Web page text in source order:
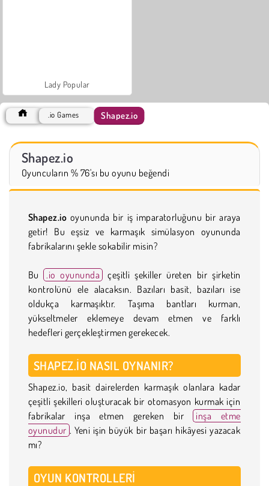
Lady Popular
.io Games Shapez.io
Shapez.io
Oyuncuların % 76'sı bu oyunu beğendi
Shapez.io oyununda bir iş imparatorluğunu bir araya
getir! Bu eşsiz ve karmaşık simülasyon oyununda
fabrikalarını şekle sokabilir misin?
Bu .io oyununda
çeşitli şekiller üreten bir şirketin
kontrolünü ele alacaksın. Bazıları basit, bazıları ise
oldukça karmaşıktır. Taşıma bantları kurman,
yükseltmeler eklemeye devam etmen ve farklı
hedefleri gerçekleştirmen gerekecek.
SHAPEZ.IO NASIL OYNANIR?
Shapez.io, basit dairelerden karmaşık olanlara kadar
çeşitli şekilleri oluşturacak bir otomasyon kurmak için
fabrikalar inşa etmen gereken bir inşa etme
oyunudur . Yeni işin büyük bir başarı hikâyesi yazacak
mı?
OYUN KONTROLLERI